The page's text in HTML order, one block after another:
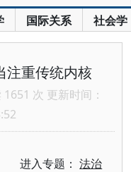
国际关系 社会学
注重传统内核
次 更新时间：
进入专题：法治